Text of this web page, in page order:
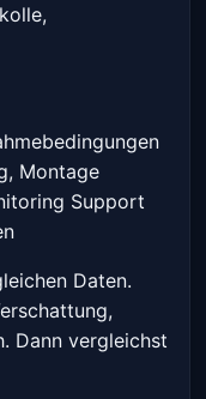
Montage
Support
Daten.
Dann vergleichst